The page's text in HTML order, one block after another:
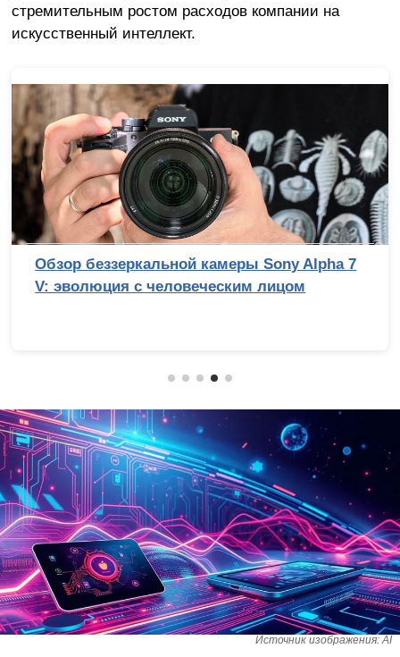
стремительным ростом расходов компании на
искусственный интеллект.
Обзор беззеркальной камеры Sony Alpha 7
V: эволюция с человеческим лицом
Источник изображения: AI